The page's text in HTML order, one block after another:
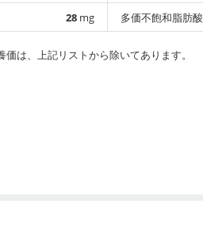
28 mg
多価不飽和脂肪酸
は、上記リストから除いてあります。